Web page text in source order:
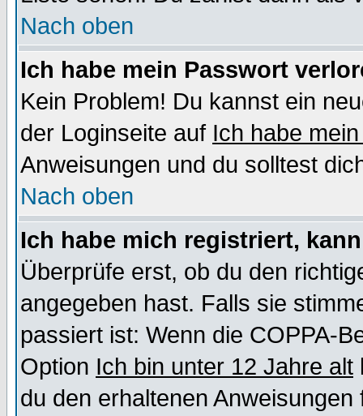
Nach oben
Ich habe mein Passwort
Kein Problem! Du kannst ein
der Loginseite auf Ich habe
Anweisungen und du solltest
Nach oben
Ich habe mich registriert,
Überprüfe erst, ob du den
angegeben hast. Falls sie
passiert ist: Wenn die COPPA-
Option Ich bin unter 12 Jahre alt
du den erhaltenen